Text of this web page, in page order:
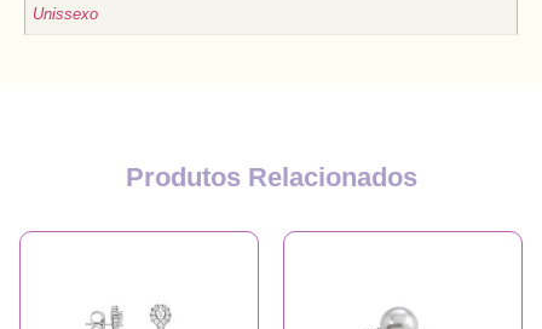
Unissexo
Produtos Relacionados